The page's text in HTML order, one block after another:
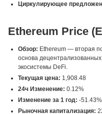
Циркулирующее
Ethereum Price
Обзор: Ethereum — вторая
основа
экосистемы DeFi.
Текущая цена: 1,908.48
24ч Изменение: 0.12%
Изменение за 1 год: -51.43%
Рыночная капитализация: